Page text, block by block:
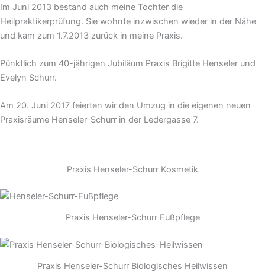
Im Juni 2013 bestand auch meine Tochter die
Heilpraktikerprüfung. Sie wohnte inzwischen wieder in der Nähe
und kam zum 1.7.2013 zurück in meine Praxis.
Pünktlich zum 40-jährigen Jubiläum Praxis Brigitte Henseler und
Evelyn Schurr.
Am 20. Juni 2017 feierten wir den Umzug in die eigenen neuen
Praxisräume Henseler-Schurr in der Ledergasse 7.
Praxis Henseler-Schurr Kosmetik
Praxis Henseler-Schurr Fußpflege
Praxis Henseler-Schurr Biologisches Heilwissen